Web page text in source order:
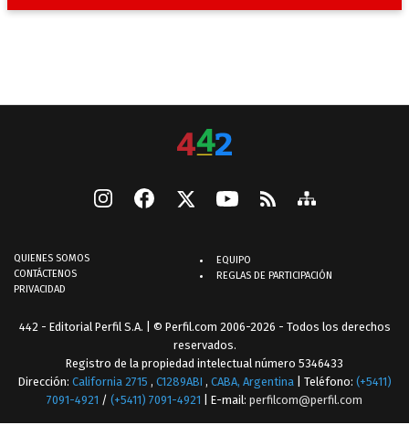
QUIENES SOMOS
CONTÁCTENOS
PRIVACIDAD
EQUIPO
REGLAS DE PARTICIPACIÓN
442 - Editorial Perfil S.A. | © Perfil.com 2006-2026 - Todos los derechos
reservados.
Registro de la propiedad intelectual número 5346433
Dirección: California 2715 , C1289ABI , CABA, Argentina | Teléfono: (+5411)
7091-4921 / (+5411) 7091-4921 | E-mail: perfilcom@perfil.com